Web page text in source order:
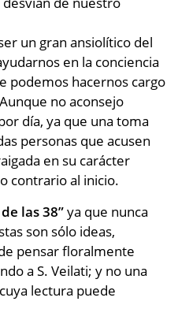
un gran ansiolítico del
en la conciencia
podemos hacernos cargo
no aconsejo
día, ya que una toma
personas que acusen
en su carácter
contrario al inicio.
las 38”ya que nunca
son sólo ideas,
pensar floralmente
a S. Veilati; y no una
lectura puede